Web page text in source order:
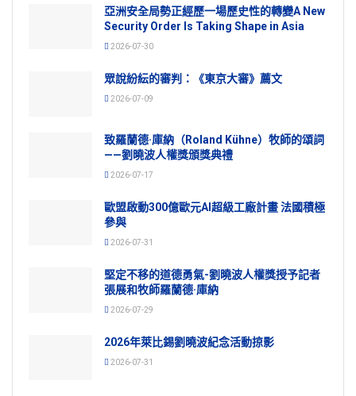
亞洲安全局勢正經歷一場歷史性的轉變A New
Security Order Is Taking Shape in Asia
2026-07-30
眾說紛紜的審判：《東京大審》薦文
2026-07-09
致羅蘭德·庫納（Roland Kühne）牧師的頌詞
——劉曉波人權獎頒獎典禮
2026-07-17
歐盟啟動300億歐元AI超級工廠計畫 法國積極
參與
2026-07-31
堅定不移的道德勇氣-劉曉波人權獎授予記者
張展和牧師羅蘭德·庫納
2026-07-29
2026年萊比錫劉曉波紀念活動掠影
2026-07-31